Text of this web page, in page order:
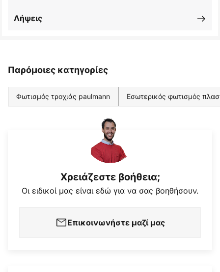
Λήψεις
Παρόμοιες κατηγορίες
Φωτισμός τροχιάς paulmann Εσωτερικός φωτισμός
Χρειάζεστε βοήθεια;
Οι ειδικοί μας είναι εδώ για να σας βοηθήσουν.
Επικοινωνήστε μαζί μας